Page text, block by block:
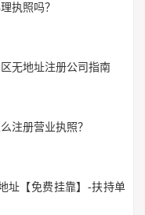
执照吗？
无地址注册公司指南
注册营业执照？
址【免费挂靠】-扶持单